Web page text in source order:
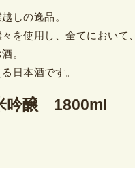
しの逸品。
を使用し、全てにおいて、
。
日本酒です。
吟醸 1800ml